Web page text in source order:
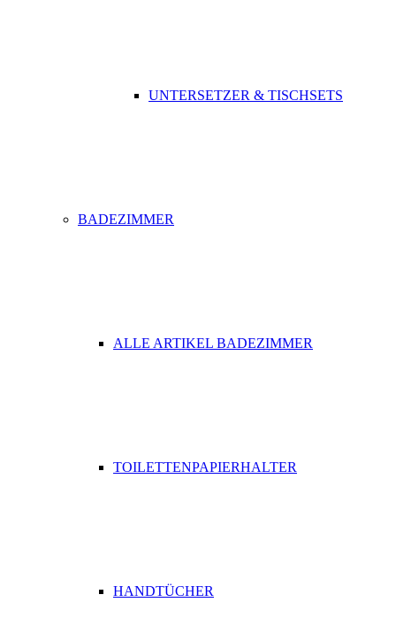
UNTERSETZER & TISCHSETS
BADEZIMMER
ALLE ARTIKEL BADEZIMMER
TOILETTENPAPIERHALTER
HANDTÜCHER